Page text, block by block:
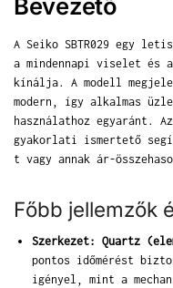
Bevezető
A Seiko SBTR029 egy
a mindennapi viselet és
kínálja. A modell
modern, így alkalmas
használathoz egyaránt.
gyakorlati ismertető segít
t vagy annak ár-
Főbb jellemzők
Szerkezet: Quartz
pontos időmérést
igényel, mint a